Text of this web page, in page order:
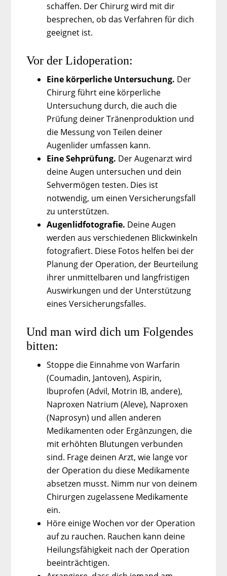
schaffen. Der Chirurg wird mit dir
besprechen, ob das Verfahren für dich
geeignet ist.
Vor der Lidoperation:
Eine körperliche Untersuchung. Der
Chirurg führt eine körperliche
Untersuchung durch, die auch die
Prüfung deiner Tränenproduktion und
die Messung von Teilen deiner
Augenlider umfassen kann.
Eine Sehprüfung. Der Augenarzt wird
deine Augen untersuchen und dein
Sehvermögen testen. Dies ist
notwendig, um einen Versicherungsfall
zu unterstützen.
Augenlidfotografie. Deine Augen
werden aus verschiedenen Blickwinkeln
fotografiert. Diese Fotos helfen bei der
Planung der Operation, der Beurteilung
ihrer unmittelbaren und langfristigen
Auswirkungen und der Unterstützung
eines Versicherungsfalles.
Und man wird dich um Folgendes
bitten:
Stoppe die Einnahme von Warfarin
(Coumadin, Jantoven), Aspirin,
Ibuprofen (Advil, Motrin IB, andere),
Naproxen Natrium (Aleve), Naproxen
(Naprosyn) und allen anderen
Medikamenten oder Ergänzungen, die
mit erhöhten Blutungen verbunden
sind. Frage deinen Arzt, wie lange vor
der Operation du diese Medikamente
absetzen musst. Nimm nur von deinem
Chirurgen zugelassene Medikamente
ein.
Höre einige Wochen vor der Operation
auf zu rauchen. Rauchen kann deine
Heilungsfähigkeit nach der Operation
beeinträchtigen.